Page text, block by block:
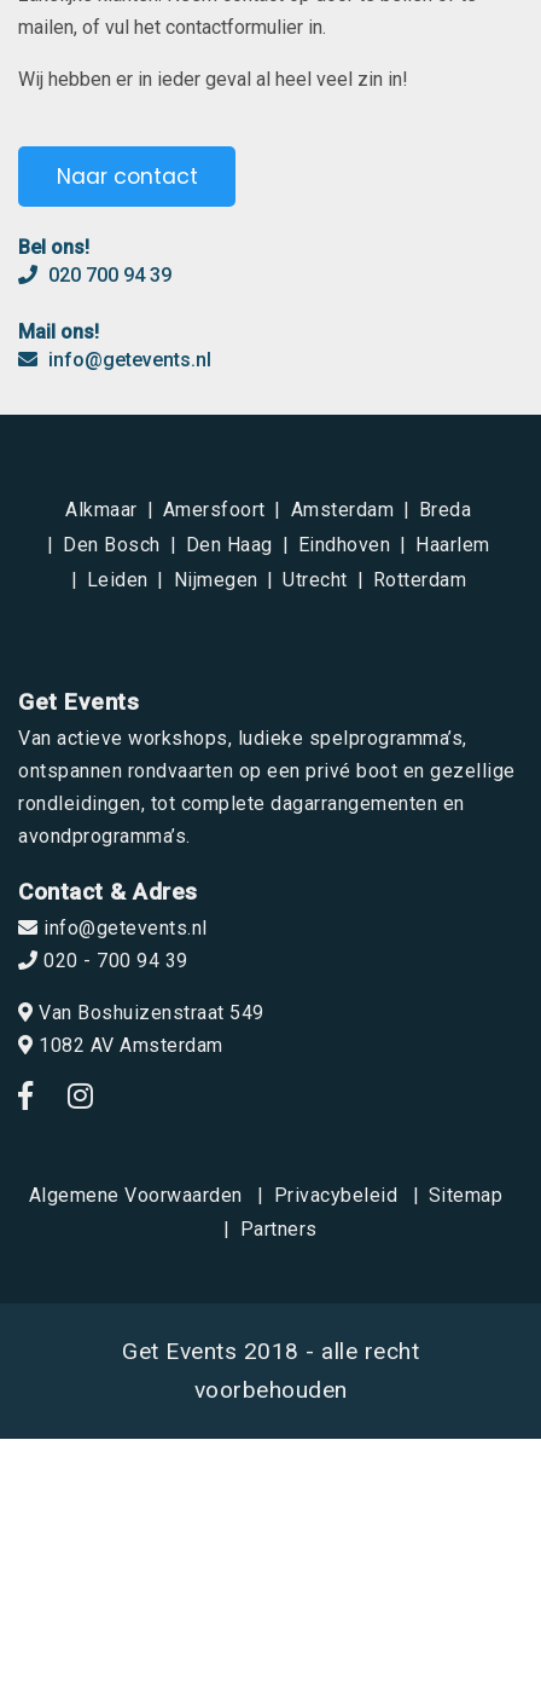
mailen, of vul het contactformulier in.
Wij hebben er in ieder geval al heel veel zin in!
Naar contact
Bel ons!
020 700 94 39
Mail ons!
info@getevents.nl
Alkmaar Amersfoort Amsterdam
Breda
Den Bosch
Den Haag Eindhoven
Haarlem
Leiden
Nijmegen Utrecht Rotterdam
Get Events
Van actieve workshops, ludieke spelprogramma’s,
ontspannen rondvaarten op een privé boot en gezellige
rondleidingen, tot complete dagarrangementen en
avondprogramma’s.
Contact & Adres
info@getevents.nl
020 - 700 94 39
Van Boshuizenstraat 549
1082 AV Amsterdam
Algemene Voorwaarden Privacybeleid
Sitemap
Partners
Get Events 2018 - alle recht
voorbehouden